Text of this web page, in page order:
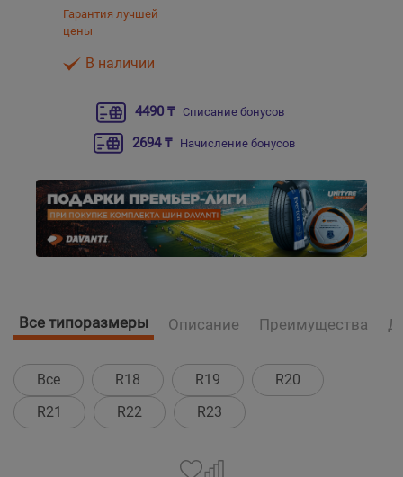
Гарантия лучшей
цены
В наличии
4490 ₸ Списание бонусов
2694 ₸ Начисление бонусов
Все типоразмеры Описание Преимущества
Все R18 R19
R20
R21
R22 R23
Шымкент
Экибастуз